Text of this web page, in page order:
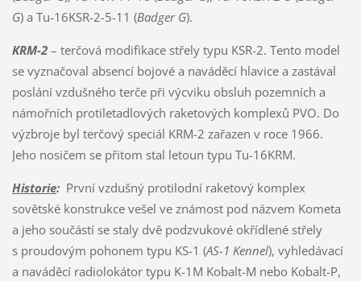
G) a Tu-16KSR-2-5-11 (Badger G).
KRM-2– terčová modifikace střely typu KSR-2. Tento model
se vyznačoval absencí bojové a naváděcí hlavice a zastával
poslání vzdušného terče při výcviku obsluh pozemních a
námořních protiletadlových raketových komplexů PVO. Do
výzbroje byl terčový speciál KRM-2 zařazen v roce 1966.
Jeho nosičem se přitom stal letoun typu Tu-16KRM.
Historie:První vzdušný protilodní raketový komplex
sovětské konstrukce vešel ve známost pod názvem Kometa
a jeho součástí se staly dvě podzvukové okřídlené střely
s proudovým pohonem typu KS-1 (AS-1 Kennel), vyhledávací
a naváděcí radiolokátor typu K-1M Kobalt-M nebo Kobalt-P,